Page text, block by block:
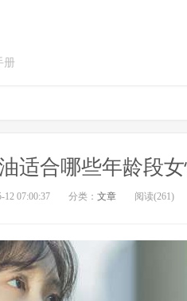
册
适合哪些年龄段女
12 07:00:37 分类： 文章 阅读(261)